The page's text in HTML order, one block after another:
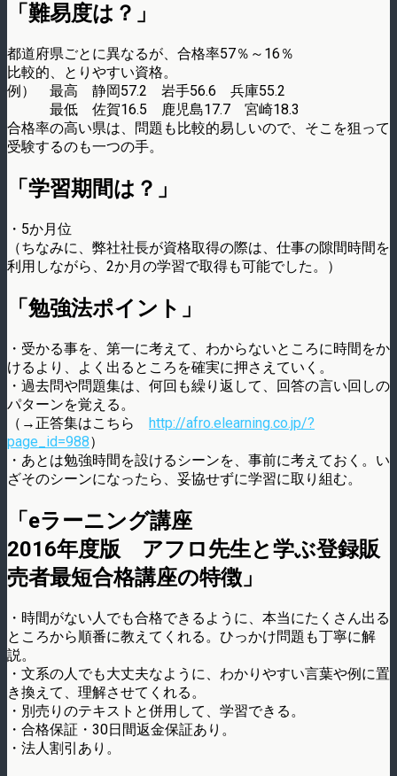
「難易度は？」
都道府県ごとに異なるが、合格率57％～16％
比較的、とりやすい資格。
例） 最高 静岡57.2 岩手56.6 兵庫55.2
最低 佐賀16.5 鹿児島17.7 宮崎18.3
合格率の高い県は、問題も比較的易しいので、そこを狙って
受験するのも一つの手。
「学習期間は？」
・5か月位
（ちなみに、弊社社長が資格取得の際は、仕事の隙間時間を
利用しながら、2か月の学習で取得も可能でした。）
「勉強法ポイント」
・受かる事を、第一に考えて、わからないところに時間をか
けるより、よく出るところを確実に押さえていく。
・過去問や問題集は、何回も繰り返して、回答の言い回しの
パターンを覚える。
（→正答集はこちら http://afro.elearning.co.jp/?
page_id=988）
・あとは勉強時間を設けるシーンを、事前に考えておく。い
ざそのシーンになったら、妥協せずに学習に取り組む。
「eラーニング講座
2016年度版 アフロ先生と学ぶ登録販
売者最短合格講座の特徴」
・時間がない人でも合格できるように、本当にたくさん出る
ところから順番に教えてくれる。ひっかけ問題も丁寧に解
説。
・文系の人でも大丈夫なように、わかりやすい言葉や例に置
き換えて、理解させてくれる。
・別売りのテキストと併用して、学習できる。
・合格保証・30日間返金保証あり。
・法人割引あり。